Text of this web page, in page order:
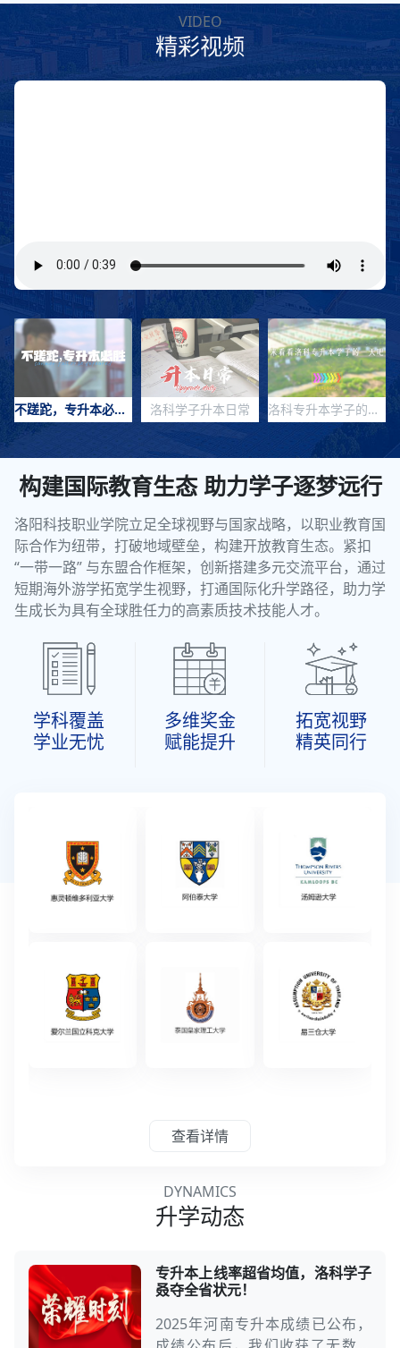
VIDEO
精彩视频
不蹉跎，专升本必胜！ 洛科学子升本日常 洛科专升本学子的一天
构建国际教育生态 助力学子逐梦远行
洛阳科技职业学院立足全球视野与国家战略，以职业教育国
际合作为纽带，打破地域壁垒，构建开放教育生态。紧扣
“一带一路” 与东盟合作框架，创新搭建多元交流平台，通过
短期海外游学拓宽学生视野，打通国际化升学路径，助力学
生成长为具有全球胜任力的高素质技术技能人才。
学科覆盖
学业无忧
多维奖金
赋能提升
拓宽视野
精英同行
查看详情
DYNAMICS
升学动态
专升本上线率超省均值，洛科学子
叒夺全省状元！
2025年河南专升本成绩已公布，